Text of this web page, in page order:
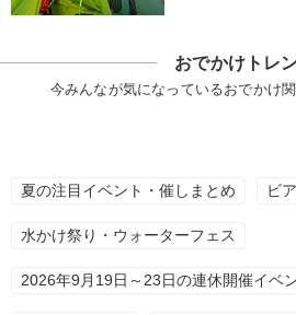
おでかけトレ
今みんなが気になっているおでかけ
夏の注目イベント・催しまとめ ビ
水かけ祭り・ウォーターフェス
2026年9月19日～23日の連休開催イベ